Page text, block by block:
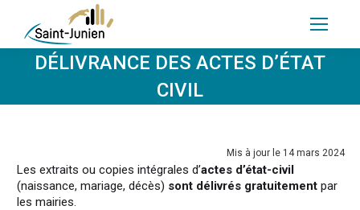
DÉLIVRANCE DES ACTES D’ÉTAT
CIVIL
Mis à jour le 14 mars 2024
Les extraits ou copies intégrales d’actes d’état-civil
(naissance, mariage, décès) sont délivrés gratuitementpar
les mairies.